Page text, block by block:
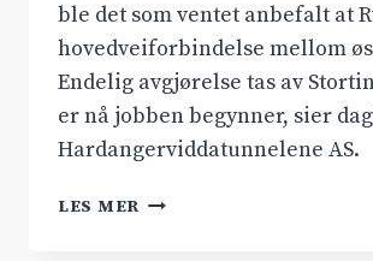
ble det som ventet anbefalt at
hovedveiforbindelse mellom
Endelig avgjørelse tas av
er nå jobben begynner, sier
Hardangerviddatunnelene AS.
LES MER LA